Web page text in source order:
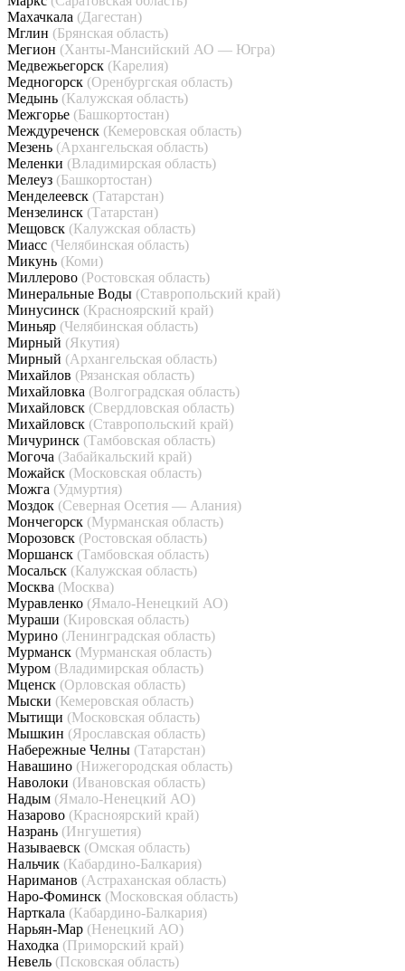
Махачкала (Дагестан)
Мглин (Брянская область)
Мегион (Ханты-Мансийский АО — Югра)
Медвежьегорск (Карелия)
Медногорск (Оренбургская область)
Медынь (Калужская область)
Межгорье (Башкортостан)
Междуреченск (Кемеровская область)
Мезень (Архангельская область)
Меленки (Владимирская область)
Мелеуз (Башкортостан)
Менделеевск (Татарстан)
Мензелинск (Татарстан)
Мещовск (Калужская область)
Миасс (Челябинская область)
Микунь (Коми)
Миллерово (Ростовская область)
Минеральные Воды (Ставропольский край)
Минусинск (Красноярский край)
Миньяр (Челябинская область)
Мирный (Якутия)
Мирный (Архангельская область)
Михайлов (Рязанская область)
Михайловка (Волгоградская область)
Михайловск (Свердловская область)
Михайловск (Ставропольский край)
Мичуринск (Тамбовская область)
Могоча (Забайкальский край)
Можайск (Московская область)
Можга (Удмуртия)
Моздок (Северная Осетия — Алания)
Мончегорск (Мурманская область)
Морозовск (Ростовская область)
Моршанск (Тамбовская область)
Мосальск (Калужская область)
Москва (Москва)
Муравленко (Ямало-Ненецкий АО)
Мураши (Кировская область)
Мурино (Ленинградская область)
Мурманск (Мурманская область)
Муром (Владимирская область)
Мценск (Орловская область)
Мыски (Кемеровская область)
Мытищи (Московская область)
Мышкин (Ярославская область)
Набережные Челны (Татарстан)
Навашино (Нижегородская область)
Наволоки (Ивановская область)
Надым (Ямало-Ненецкий АО)
Назарово (Красноярский край)
Назрань (Ингушетия)
Называевск (Омская область)
Нальчик (Кабардино-Балкария)
Нариманов (Астраханская область)
Наро-Фоминск (Московская область)
Нарткала (Кабардино-Балкария)
Нарьян-Мар (Ненецкий АО)
Находка (Приморский край)
Невель (Псковская область)